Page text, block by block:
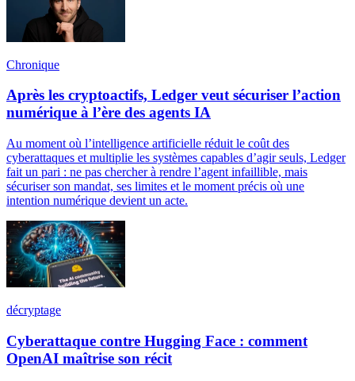
Chronique
Après les cryptoactifs, Ledger veut sécuriser l’action
numérique à l’ère des agents IA
Au moment où l’intelligence artificielle réduit le coût des
cyberattaques et multiplie les systèmes capables d’agir seuls, Ledger
fait un pari : ne pas chercher à rendre l’agent infaillible, mais
sécuriser son mandat, ses limites et le moment précis où une
intention numérique devient un acte.
décryptage
Cyberattaque contre Hugging Face : comment
OpenAI maîtrise son récit